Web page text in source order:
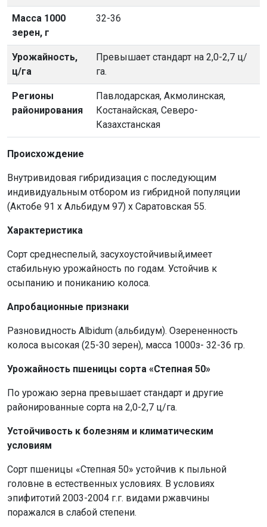
Масса 1000
зерен, г
32-36
Урожайность,
ц/га
Превышает стандарт на 2,0-2,7 ц/
га.
Регионы
районирования
Павлодарская, Акмолинская,
Костанайская, Северо-
Казахстанская
Происхождение
Внутривидовая гибридизация с последующим
индивидуальным отбором из гибридной популяции
(Актобе 91 х Альбидум 97) х Саратовская 55.
Характеристика
Сорт среднеспелый, засухоустойчивый,имеет
стабильную урожайность по годам. Устойчив к
осыпанию и пониканию колоса.
Апробационные признаки
Разновидность Albidum (альбидум). Озерененность
колоса высокая (25-30 зерен), масса 1000з- 32-36 гр.
Урожайность пшеницы сорта «Степная 50»
По урожаю зерна превышает стандарт и другие
районированные сорта на 2,0-2,7 ц/га.
Устойчивость к болезням и климатическим
условиям
Сорт пшеницы «Степная 50» устойчив к пыльной
головне в естественных условиях. В условиях
эпифитотий 2003-2004 г.г. видами ржавчины
поражался в слабой степени.